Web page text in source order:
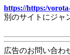
https://https:/
別のサイトにジャ
広告のお問い合わ